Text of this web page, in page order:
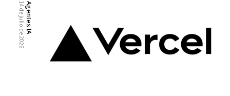
Agentes IA
14 de julio de 2026